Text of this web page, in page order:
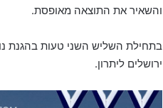
והשאיר את התוצאה מאופסת.
בתחילת השליש השני טעות בהגנת
ירושלים ליתרון.